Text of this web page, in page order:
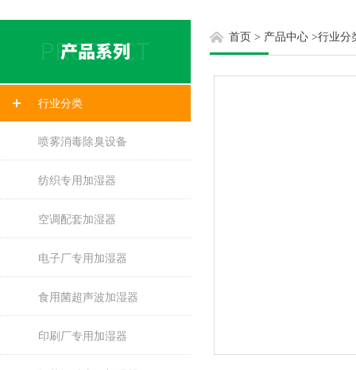
行业分类
喷雾消毒除臭设备
纺织专用加湿器
空调配套加湿器
电子厂专用加湿器
食用菌超声波加湿器
印刷厂专用加湿器
首页 > 产品中心 >行业分